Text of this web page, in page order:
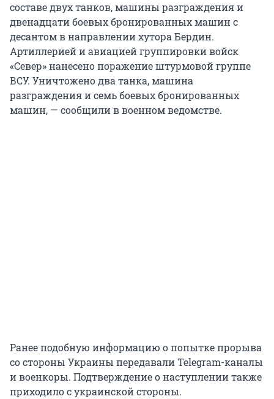
составе двух танков, машины разграждения и
двенадцати боевых бронированных машин с
десантом в направлении хутора Бердин.
Артиллерией и авиацией группировки войск
«Север» нанесено поражение штурмовой группе
ВСУ. Уничтожено два танка, машина
разграждения и семь боевых бронированных
машин, — сообщили в военном ведомстве.
Ранее подобную информацию о попытке прорыва
со стороны Украины передавали Telegram-каналы
и военкоры. Подтверждение о наступлении также
приходило с украинской стороны.